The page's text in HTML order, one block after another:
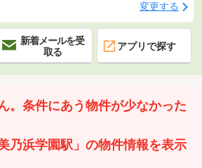
変更する
新着メールを受
取る
アプリで探す
。条件にあう物件が少なかった
乃浜学園駅」の物件情報を表示